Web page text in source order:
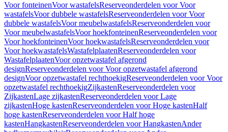
Voor fonteinenVoor wastafelsReserveonderdelen voor Voor
wastafelsVoor dubbele wastafelsReserveonderdelen voor Voor
dubbele wastafelsVoor meubelwastafelsReserveonderdelen voor
Voor meubelwastafelsVoor hoekfonteinenReserveonderdelen voor
Voor hoekfonteinenVoor hoekwastafelsReserveonderdelen voor
Voor hoekwastafelsWastafelplaatenReserveonderdelen voor
WastafelplaatenVoor opzetwastafel afgerond
designReserveonderdelen voor Voor opzetwastafel afgerond
designVoor opzetwastafel rechthoekigReserveonderdelen voor Voor
opzetwastafel rechthoekigZijkastenReserveonderdelen voor
ZijkastenLage zijkastenReserveonderdelen voor Lage
zijkastenHoge kastenReserveonderdelen voor Hoge kastenHalf
hoge kastenReserveonderdelen voor Half hoge
kastenHangkastenReserveonderdelen voor HangkastenAnder